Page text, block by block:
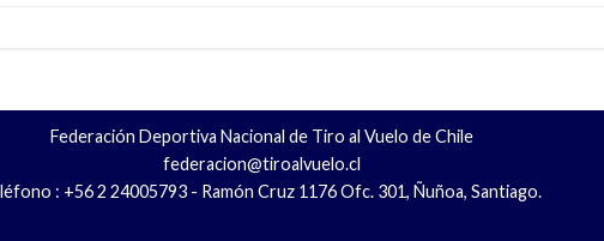
Federación Deportiva Nacional de Tiro al Vuelo de Chile
federacion@tiroalvuelo.cl
: +56 2 24005793 - Ramón Cruz 1176 Ofc. 301, Ñuñoa, Santiago.